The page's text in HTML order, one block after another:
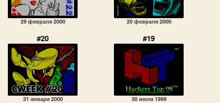
29 февраля 2000 20 февраля 2000
#20
31 января 2000
#19
30 июля 1999